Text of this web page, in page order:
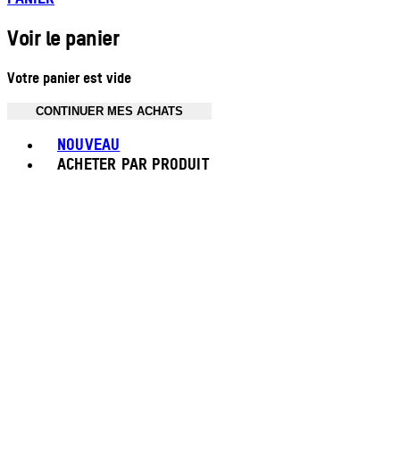
Voir le panier
Votre panier est vide
CONTINUER MES ACHATS
NOUVEAU
ACHETER PAR PRODUIT